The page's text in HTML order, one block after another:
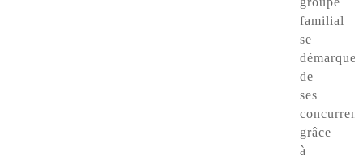
familial
se
démarque
de
ses
grâce
à